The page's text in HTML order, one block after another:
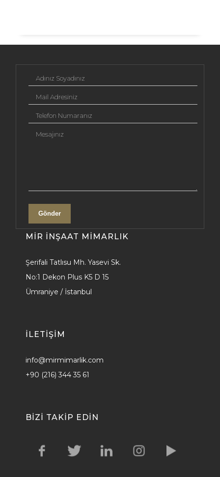
Adınız Soyadınız
Mail Adresiniz
Telefon Numaranız
Mesajınız
Gönder
MIR İNŞAAT MIMARLIK
Şerifali Tatlısu Mh. Yasevi Sk.
No:1 Dekon Plus K5 D 15
Ümraniye / İstanbul
ILETİŞİM
info@mirmimarlik.com
+90 (216) 344 35 61
BIZI TAKIP EDIN